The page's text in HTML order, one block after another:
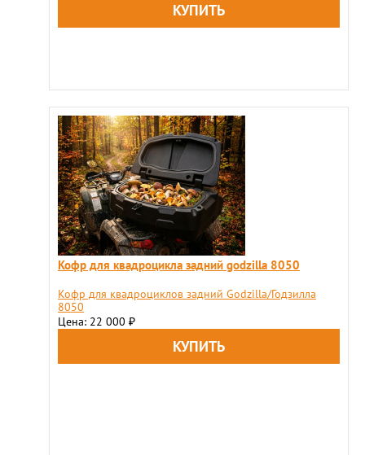
Кофр для квадроцикла задний godzilla 8050
Кофр для квадроциклов задний Godzilla/Годзилла
8050
Цена: 22 000 ₽